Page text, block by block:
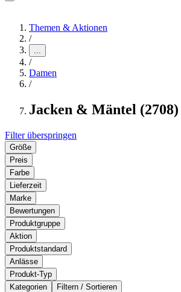
Themen & Aktionen
/
...
/
Damen
/
Jacken & Mäntel (2708)
Filter überspringen
Größe
Preis
Farbe
Lieferzeit
Marke
Bewertungen
Produktgruppe
Aktion
Produktstandard
Anlässe
Produkt-Typ
Kategorien
Filtern / Sortieren